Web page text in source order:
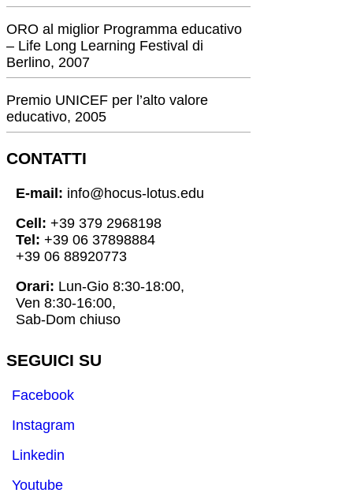
ORO al miglior Programma educativo
– Life Long Learning Festival di
Berlino, 2007
Premio UNICEF per l’alto valore
educativo, 2005
CONTATTI
E-mail: info@hocus-lotus.edu
Cell: +39 379 2968198
Tel: +39 06 37898884
+39 06 88920773
Orari: Lun-Gio 8:30-18:00,
Ven 8:30-16:00,
Sab-Dom chiuso
SEGUICI SU
Facebook
Instagram
Linkedin
Youtube